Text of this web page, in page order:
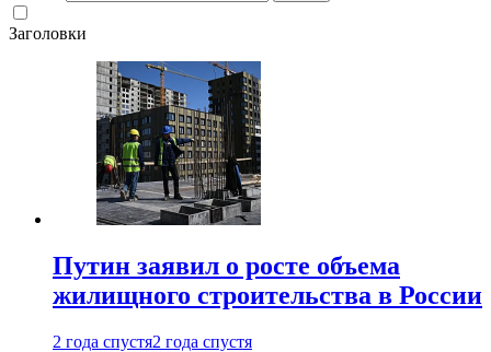
Заголовки
Путин заявил о росте объема
жилищного строительства в России
2 года спустя2 года спустя